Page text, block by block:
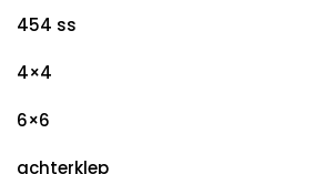
454 ss
4×4
6×6
achterklep